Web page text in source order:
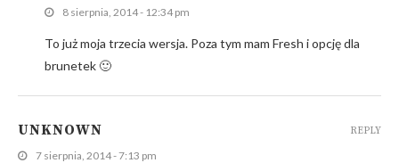
8 sierpnia, 2014 - 12:34 pm
To już moja trzecia wersja. Poza tym mam Fresh i opcję dla
brunetek 🙂
UNKNOWN
7 sierpnia, 2014 - 7:13 pm
REPLY